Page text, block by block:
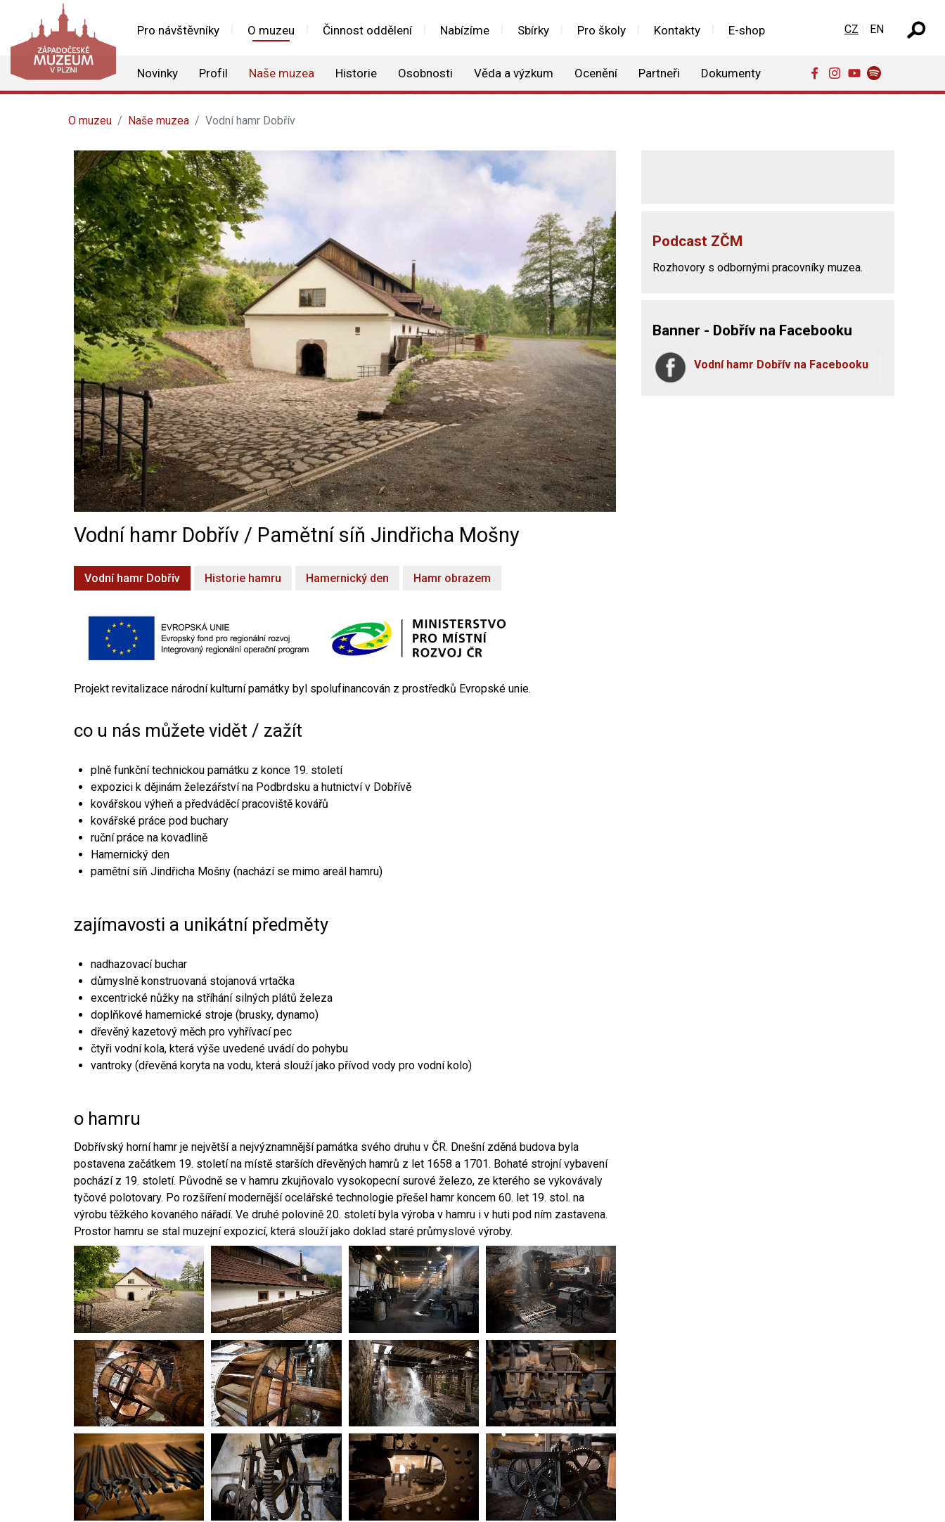
Pro návštěvníky O muzeu Činnost oddělení Nabízíme Sbírky Pro školy Kontakty E-shop
Novinky Profil Naše muzea Historie Osobnosti Věda a výzkum Ocenění Partneři Dokumenty
Zvolte jazyk
CZ EN
O muzeu Naše muzea Vodní hamr Dobřív
Vodní hamr Dobřív / Pamětní síň Jindřicha Mošny
Vodní hamr Dobřív Historie hamru Hamernický den Hamr obrazem
Projekt revitalizace národní kulturní památky byl spolufinancován z prostředků Evropské unie.
co u nás můžete vidět / zažít
plně funkční technickou památku z konce 19. století
expozici k dějinám železářství na Podbrdsku a hutnictví v Dobřívě
kovářskou výheň a předváděcí pracoviště kovářů
kovářské práce pod buchary
ruční práce na kovadlině
Hamernický den
pamětní síň Jindřicha Mošny (nachází se mimo areál hamru)
zajímavosti a unikátní předměty
nadhazovací buchar
důmyslně konstruovaná stojanová vrtačka
excentrické nůžky na stříhání silných plátů železa
doplňkové hamernické stroje (brusky, dynamo)
dřevěný kazetový měch pro vyhřívací pec
čtyři vodní kola, která výše uvedené uvádí do pohybu
vantroky (dřevěná koryta na vodu, která slouží jako přívod vody pro vodní kolo)
o hamru
Dobřívský horní hamr je největší a nejvýznamnější památka svého druhu v ČR. Dnešní zděná budova byla
postavena začátkem 19. století na místě starších dřevěných hamrů z let 1658 a 1701. Bohaté strojní vybavení
pochází z 19. století. Původně se v hamru zkujňovalo vysokopecní surové železo, ze kterého se vykovávaly
tyčové polotovary. Po rozšíření modernější ocelářské technologie přešel hamr koncem 60. let 19. stol. na
výrobu těžkého kovaného nářadí. Ve druhé polovině 20. století byla výroba v hamru i v huti pod ním zastavena.
Prostor hamru se stal muzejní expozicí, která slouží jako doklad staré průmyslové výroby.
Podcast ZČM
Rozhovory s odbornými pracovníky muzea.
Banner - Dobřív na Facebooku
Vodní hamr Dobřív na Facebooku